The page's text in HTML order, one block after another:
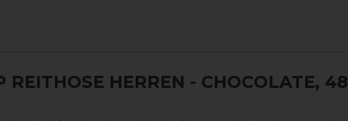
REITHOSE HERREN - CHOCOLATE, 48